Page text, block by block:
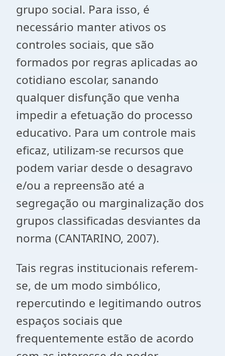
grupo social. Para isso, é
necessário manter ativos os
controles sociais, que são
formados por regras aplicadas ao
cotidiano escolar, sanando
qualquer disfunção que venha
impedir a efetuação do processo
educativo. Para um controle mais
eficaz, utilizam-se recursos que
podem variar desde o desagravo
e/ou a repreensão até a
segregação ou marginalização dos
grupos classificadas desviantes da
norma (CANTARINO, 2007).
Tais regras institucionais referem-
se, de um modo simbólico,
repercutindo e legitimando outros
espaços sociais que
frequentemente estão de acordo